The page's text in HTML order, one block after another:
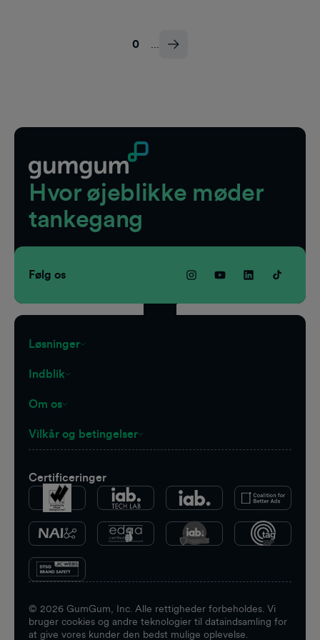
0
Hvor øjeblikke møder
tankegang
Følg os
Løsninger
Indblik
Om os
Vilkår og betingelser
Certificeringer
© 2026 GumGum, Inc. Alle rettigheder forbeholdes. Vi
bruger cookies og andre teknologier til dataindsamling for
at give vores kunder den bedst mulige oplevelse.